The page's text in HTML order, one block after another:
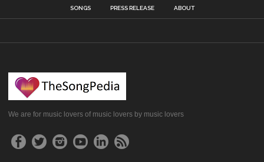
SONGS PRESS RELEASE ABOUT
We are for music lovers of music lovers by music lovers